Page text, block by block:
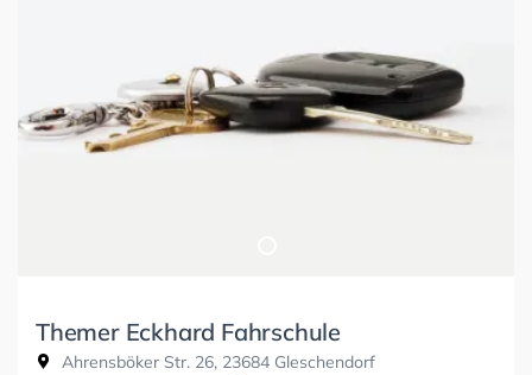
Themer Eckhard Fahrschule
Ahrensböker Str. 26, 23684 Gleschendorf